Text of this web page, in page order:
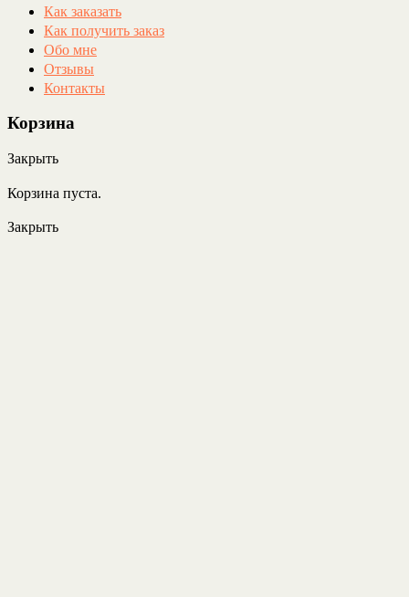
Как заказать
Как получить заказ
Обо мне
Отзывы
Контакты
Корзина
Закрыть
Корзина пуста.
Закрыть